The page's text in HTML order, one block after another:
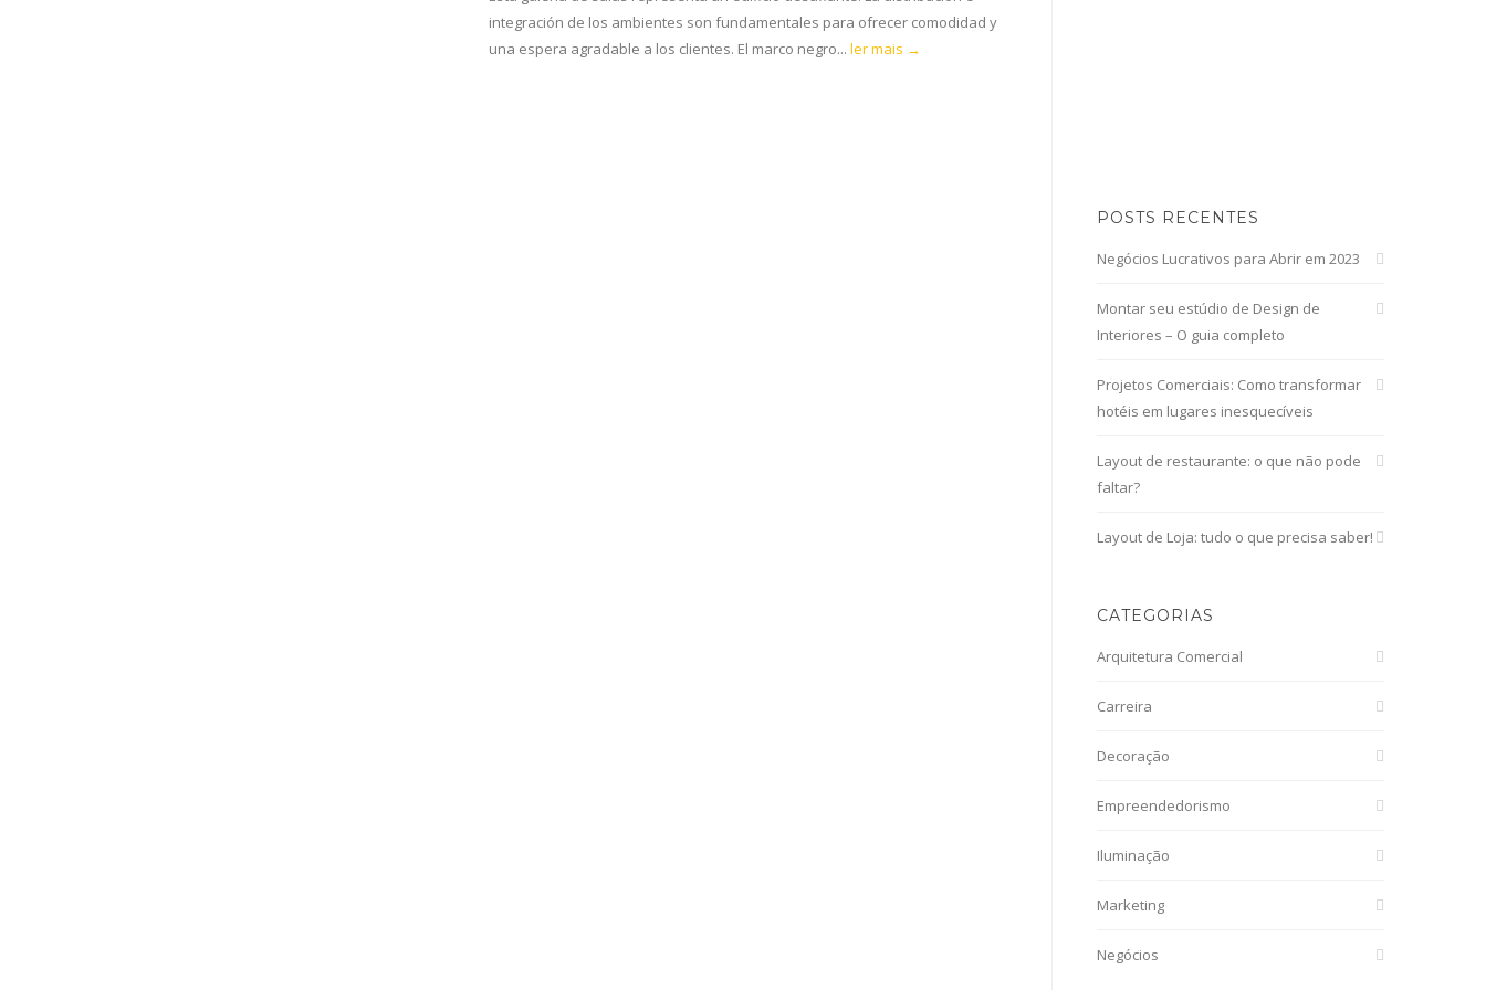
integración de los ambientes son fundamentales para ofrecer comodidad y
una espera agradable a los clientes. El marco negro... ler mais →
POSTS RECENTES
Negócios Lucrativos para Abrir em 2023
Montar seu estúdio de Design de
Interiores – O guia completo
Projetos Comerciais: Como transformar
hotéis em lugares inesquecíveis
Layout de restaurante: o que não pode
faltar?
Layout de Loja: tudo o que precisa saber!
CATEGORIAS
Arquitetura Comercial
Carreira
Decoração
Empreendedorismo
Iluminação
Marketing
Negócios